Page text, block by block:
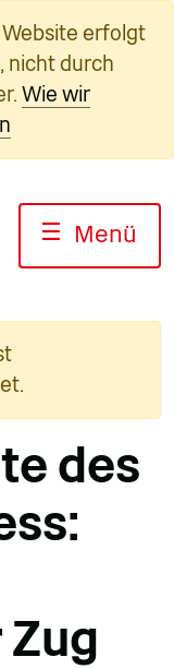
erfolgt
nicht durch
Wie wir
☰ Menü
des